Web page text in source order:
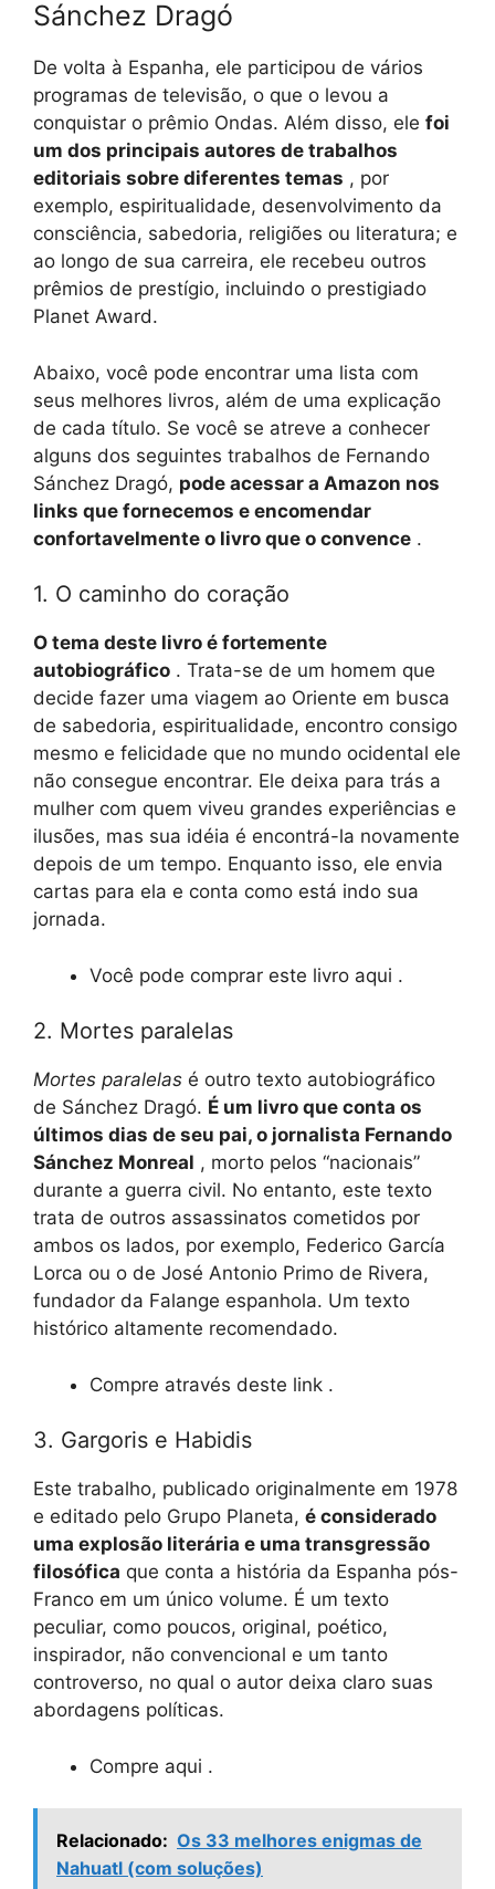
Sánchez Dragó
De volta à Espanha, ele participou de vários
programas de televisão, o que o levou a
conquistar o prêmio Ondas. Além disso, ele foi
um dos principais autores de trabalhos
editoriais sobre diferentes temas , por
exemplo, espiritualidade, desenvolvimento da
consciência, sabedoria, religiões ou literatura; e
ao longo de sua carreira, ele recebeu outros
prêmios de prestígio, incluindo o prestigiado
Planet Award.
Abaixo, você pode encontrar uma lista com
seus melhores livros, além de uma explicação
de cada título. Se você se atreve a conhecer
alguns dos seguintes trabalhos de Fernando
Sánchez Dragó, pode acessar a Amazon nos
links que fornecemos e encomendar
confortavelmente o livro que o convence .
1. O caminho do coração
O tema deste livro é fortemente
autobiográfico . Trata-se de um homem que
decide fazer uma viagem ao Oriente em busca
de sabedoria, espiritualidade, encontro consigo
mesmo e felicidade que no mundo ocidental ele
não consegue encontrar. Ele deixa para trás a
mulher com quem viveu grandes experiências e
ilusões, mas sua idéia é encontrá-la novamente
depois de um tempo. Enquanto isso, ele envia
cartas para ela e conta como está indo sua
jornada.
Você pode comprar este livro aqui .
2. Mortes paralelas
Mortes paralelas é outro texto autobiográfico
de Sánchez Dragó. É um livro que conta os
últimos dias de seu pai, o jornalista Fernando
Sánchez Monreal , morto pelos “nacionais”
durante a guerra civil. No entanto, este texto
trata de outros assassinatos cometidos por
ambos os lados, por exemplo, Federico García
Lorca ou o de José Antonio Primo de Rivera,
fundador da Falange espanhola. Um texto
histórico altamente recomendado.
Compre através deste link .
3. Gargoris e Habidis
Este trabalho, publicado originalmente em 1978
e editado pelo Grupo Planeta, é considerado
uma explosão literária e uma transgressão
filosófica que conta a história da Espanha pós-
Franco em um único volume. É um texto
peculiar, como poucos, original, poético,
inspirador, não convencional e um tanto
controverso, no qual o autor deixa claro suas
abordagens políticas.
Compre aqui .
Relacionado: Os 33 melhores enigmas de
Nahuatl (com soluções)